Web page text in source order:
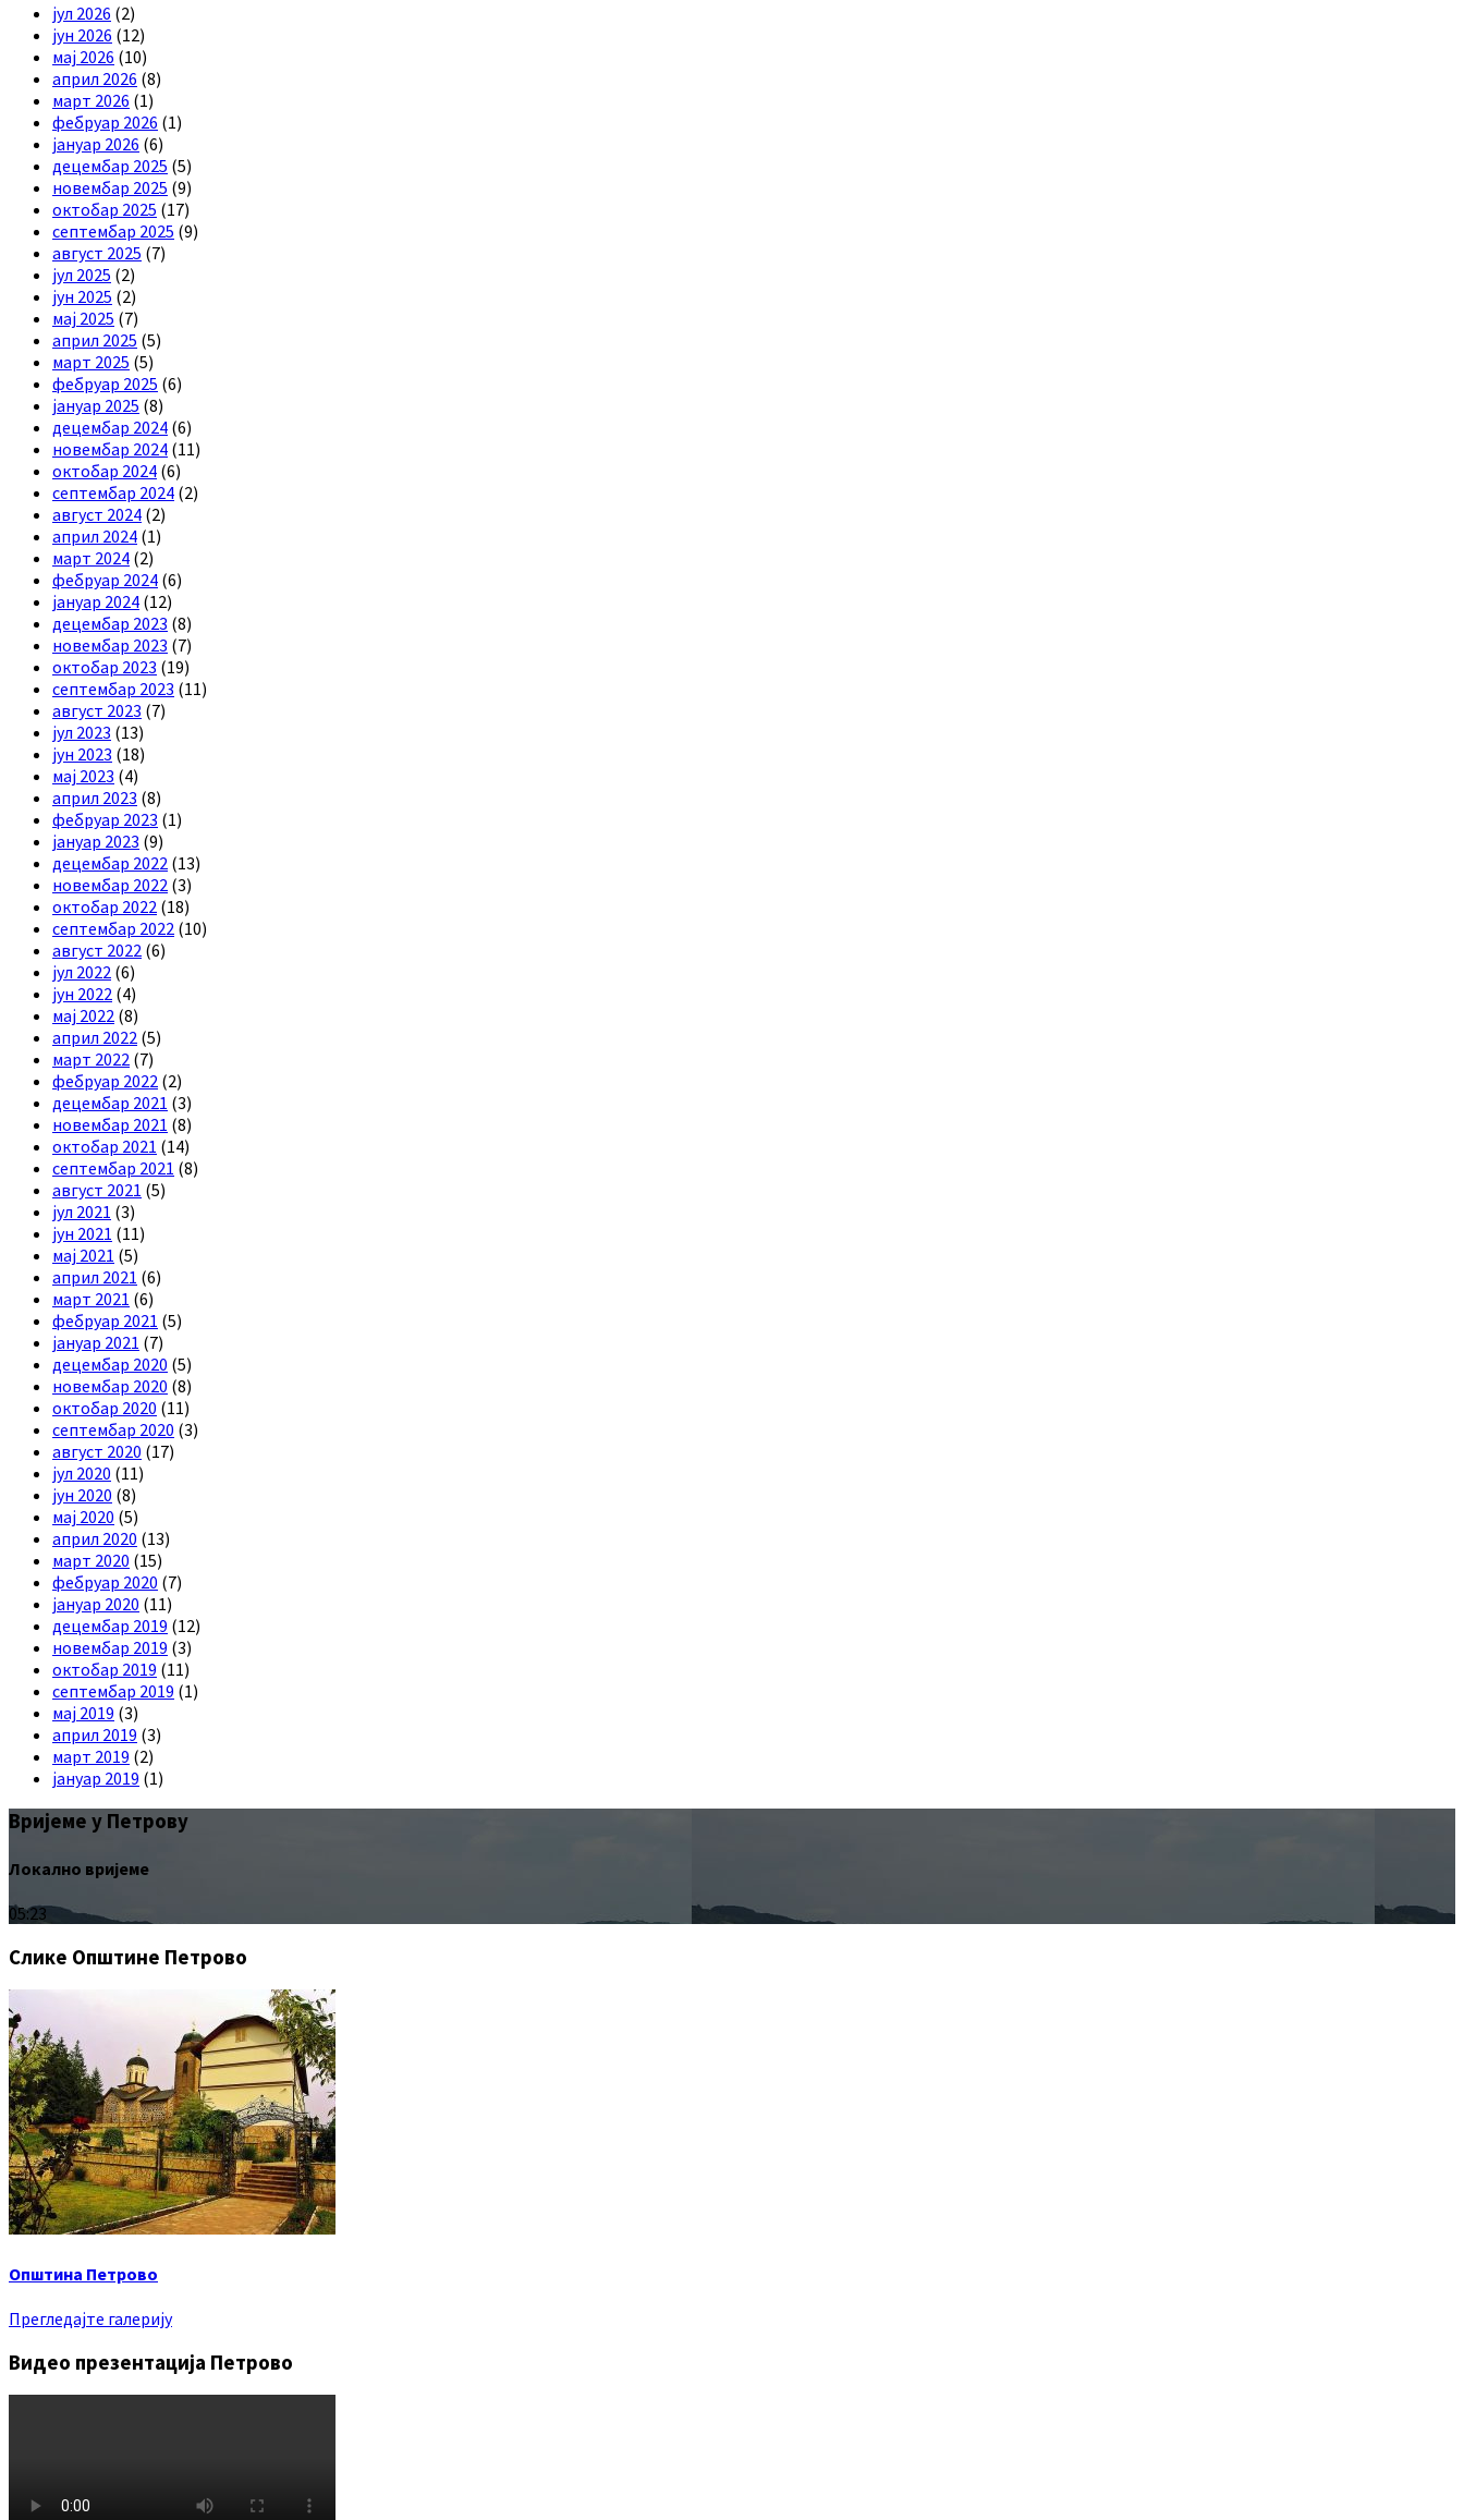
јул 2026 (2)
јун 2026 (12)
мај 2026 (10)
април 2026 (8)
март 2026 (1)
фебруар 2026 (1)
јануар 2026 (6)
децембар 2025 (5)
новембар 2025 (9)
октобар 2025 (17)
септембар 2025 (9)
август 2025 (7)
јул 2025 (2)
јун 2025 (2)
мај 2025 (7)
април 2025 (5)
март 2025 (5)
фебруар 2025 (6)
јануар 2025 (8)
децембар 2024 (6)
новембар 2024 (11)
октобар 2024 (6)
септембар 2024 (2)
август 2024 (2)
април 2024 (1)
март 2024 (2)
фебруар 2024 (6)
јануар 2024 (12)
децембар 2023 (8)
новембар 2023 (7)
октобар 2023 (19)
септембар 2023 (11)
август 2023 (7)
јул 2023 (13)
јун 2023 (18)
мај 2023 (4)
април 2023 (8)
фебруар 2023 (1)
јануар 2023 (9)
децембар 2022 (13)
новембар 2022 (3)
октобар 2022 (18)
септембар 2022 (10)
август 2022 (6)
јул 2022 (6)
јун 2022 (4)
мај 2022 (8)
април 2022 (5)
март 2022 (7)
фебруар 2022 (2)
децембар 2021 (3)
новембар 2021 (8)
октобар 2021 (14)
септембар 2021 (8)
август 2021 (5)
јул 2021 (3)
јун 2021 (11)
мај 2021 (5)
април 2021 (6)
март 2021 (6)
фебруар 2021 (5)
јануар 2021 (7)
децембар 2020 (5)
новембар 2020 (8)
октобар 2020 (11)
септембар 2020 (3)
август 2020 (17)
јул 2020 (11)
јун 2020 (8)
мај 2020 (5)
април 2020 (13)
март 2020 (15)
фебруар 2020 (7)
јануар 2020 (11)
децембар 2019 (12)
новембар 2019 (3)
октобар 2019 (11)
септембар 2019 (1)
мај 2019 (3)
април 2019 (3)
март 2019 (2)
јануар 2019 (1)
Вријеме у Петрову
Локално вријеме
05:23
Слике Општине Петрово
Општина Петрово
Прегледајте галерију
Видео презентација Петрово